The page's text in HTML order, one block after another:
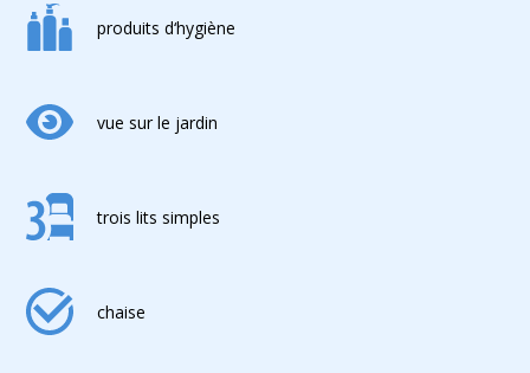
produits d‘hygiène
vue sur le jardin
trois lits simples
chaise